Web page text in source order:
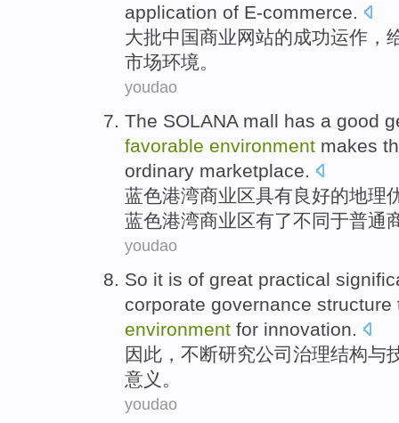
application of E-commerce.
大批中国商业网站的成功运作，
市场环境。
youdao
The SOLANA mall has a good
favorable environment makes
ordinary marketplace.
蓝色港湾商业区具有良好的地理
蓝色港湾商业区有了不同于普通
youdao
So it is of great practical
corporate governance structure
environment for innovation
因此 ， 不断研究公司治理结构与
意义 。
youdao